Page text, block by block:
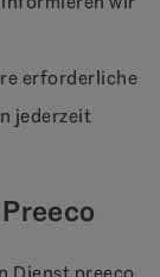
erforderliche
jederzeit